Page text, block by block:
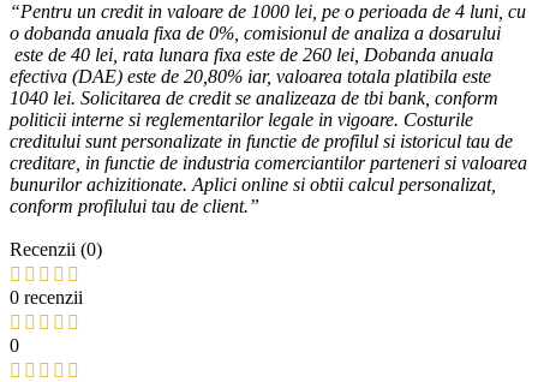
“Pentru un credit in valoare de 1000 lei, pe o perioada de 4 luni, cu
o dobanda anuala fixa de 0%, comisionul de analiza a dosarului
este de 40 lei, rata lunara fixa este de 260 lei, Dobanda anuala
efectiva (DAE) este de 20,80% iar, valoarea totala platibila este
1040 lei. Solicitarea de credit se analizeaza de tbi bank, conform
politicii interne si reglementarilor legale in vigoare. Costurile
creditului sunt personalizate in functie de profilul si istoricul tau de
creditare, in functie de industria comerciantilor parteneri si valoarea
bunurilor achizitionate. Aplici online si obtii calcul personalizat,
conform profilului tau de client.”
Recenzii (0)
0 recenzii
0